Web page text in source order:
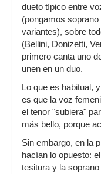
dueto típico entre
(pongamos
variantes), sobre
(Bellini, Donizetti,
primero canta uno
unen en un duo.
Lo que es habitual,
es que la voz
el tenor "subiera"
más bello, porque
Sin embargo, en la
hacían lo opuesto:
tesitura y la